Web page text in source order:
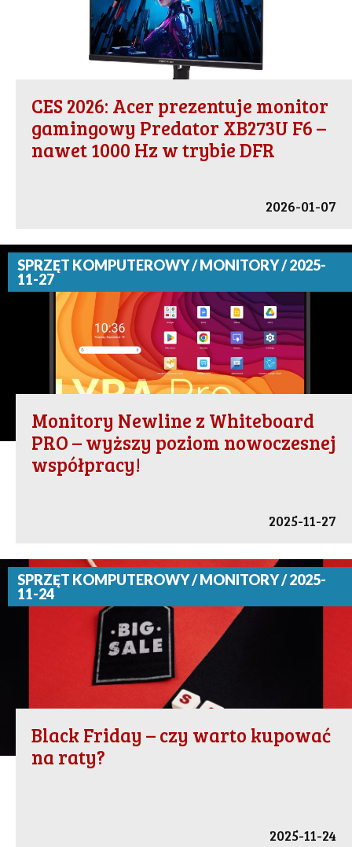
CES 2026: Acer prezentuje monitor
gamingowy Predator XB273U F6 –
nawet 1000 Hz w trybie DFR
2026-01-07
SPRZĘT KOMPUTEROWY / MONITORY / 2025-
11-27
Monitory Newline z Whiteboard
PRO – wyższy poziom nowoczesnej
współpracy!
2025-11-27
SPRZĘT KOMPUTEROWY / MONITORY / 2025-
11-24
Black Friday – czy warto kupować
na raty?
2025-11-24